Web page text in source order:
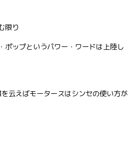
限り
ポップというパワー・ワードは上陸し
云えばモータースはシンセの使い方が